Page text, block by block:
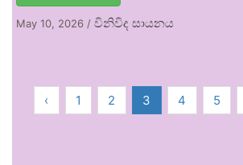
May 10, 2026 / විනිවිද සායනය
‹ 1 2 3 4 5